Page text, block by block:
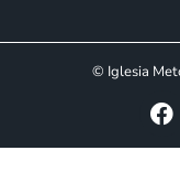
© Iglesia